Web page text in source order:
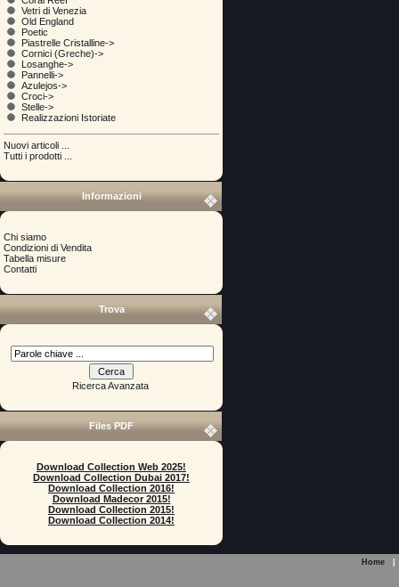
Vetri di Venezia
Old England
Poetic
Piastrelle Cristalline->
Cornici (Greche)->
Losanghe->
Pannelli->
Azulejos->
Croci->
Stelle->
Realizzazioni Istoriate
Nuovi articoli ...
Tutti i prodotti ...
Informazioni
Chi siamo
Condizioni di Vendita
Tabella misure
Contatti
Trova
Ricerca Avanzata
Files PDF
Download Collection Web 2025!
Download Collection Dubai 2017!
Download Collection 2016!
Download Madecor 2015!
Download Collection 2015!
Download Collection 2014!
Home